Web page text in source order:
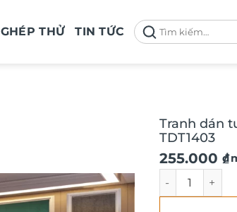
GHÉP THỬ TIN TỨC
Tìm
kiếm:
Tranh dán
TDT1403
Giá
gốc
là:
255.000 ₫
Giá
hiện
tại
/
Tranh dán